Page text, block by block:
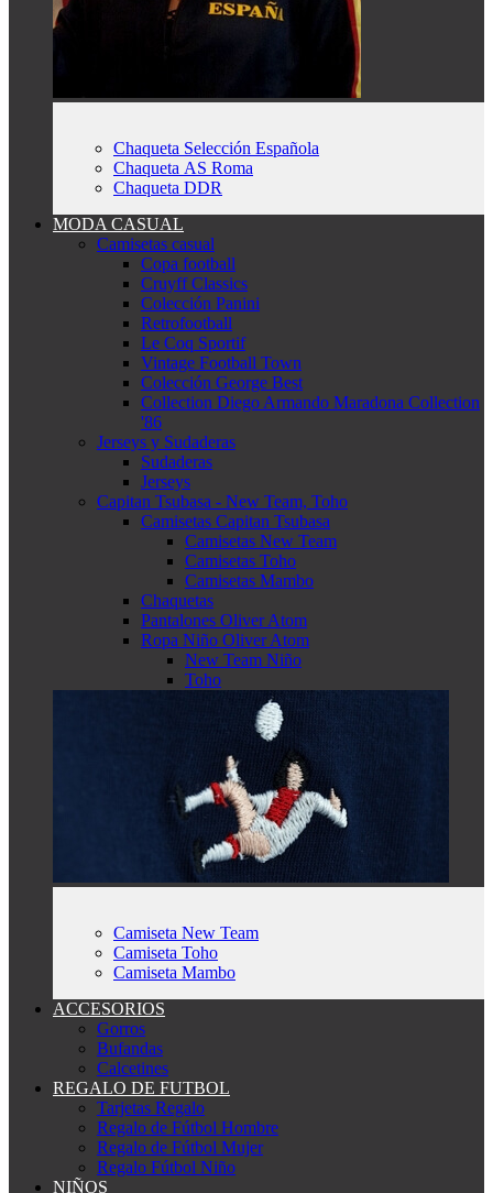
Chaqueta Selección Española
Chaqueta AS Roma
Chaqueta DDR
MODA CASUAL
Camisetas casual
Copa football
Cruyff Classics
Colección Panini
Retrofootball
Le Coq Sportif
Vintage Football Town
Colección George Best
Collection Diego Armando Maradona Collection
'86
Jerseys y Sudaderas
Sudaderas
Jerseys
Capitan Tsubasa - New Team, Toho
Camisetas Capitan Tsubasa
Camisetas New Team
Camisetas Toho
Camisetas Mambo
Chaquetas
Pantalones Oliver Atom
Ropa Niño Oliver Atom
New Team Niño
Toho
Camiseta New Team
Camiseta Toho
Camiseta Mambo
ACCESORIOS
Gorros
Bufandas
Calcetines
REGALO DE FUTBOL
Tarjetas Regalo
Regalo de Fútbol Hombre
Regalo de Fútbol Mujer
Regalo Fútbol Niño
NIÑOS